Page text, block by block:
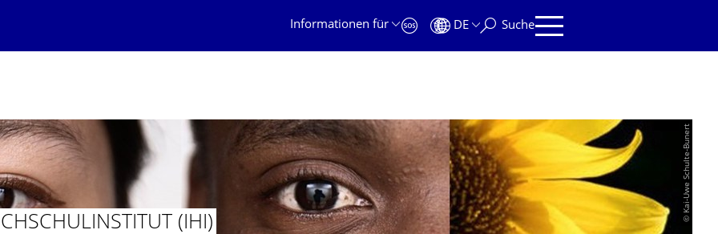
Informationen für DE Suche
© Kai-Uwe Schulte-Bunert
(IHI)